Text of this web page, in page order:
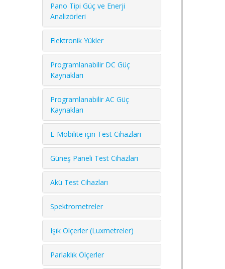
Pano Tipi Güç ve Enerji
Analizörleri
Elektronik Yükler
Programlanabilir DC Güç
Kaynakları
Programlanabilir AC Güç
Kaynakları
E-Mobilite için Test Cihazları
Güneş Paneli Test Cihazları
Akü Test Cihazları
Spektrometreler
Işık Ölçerler (Luxmetreler)
Parlaklık Ölçerler